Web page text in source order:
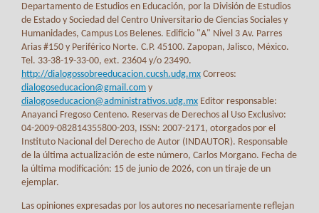
Departamento de Estudios en Educación, por la División de Estudios
de Estado y Sociedad del Centro Universitario de Ciencias Sociales y
Humanidades, Campus Los Belenes. Edificio "A" Nivel 3 Av. Parres
Arias #150 y Periférico Norte. C.P. 45100. Zapopan, Jalisco, México.
Tel. 33-38-19-33-00, ext. 23604 y/o 23490.
http://dialogossobreeducacion.cucsh.udg.mx Correos:
dialogoseducacion@gmail.com y
dialogoseducacion@administrativos.udg.mx Editor responsable:
Anayanci Fregoso Centeno. Reservas de Derechos al Uso Exclusivo:
04-2009-082814355800-203, ISSN: 2007-2171, otorgados por el
Instituto Nacional del Derecho de Autor (INDAUTOR). Responsable
de la última actualización de este número, Carlos Morgano. Fecha de
la última modificación: 15 de junio de 2026, con un tiraje de un
ejemplar.
Las opiniones expresadas por los autores no necesariamente reflejan